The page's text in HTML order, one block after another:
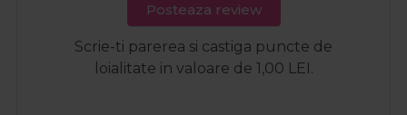
Posteaza review
Scrie-ti parerea si castiga puncte de
loialitate in valoare de 1,00 LEI.